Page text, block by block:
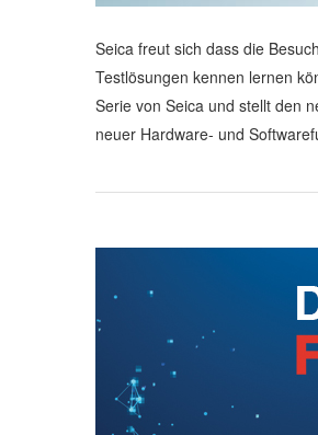
Seica freut sich dass die
Testlösungen kennen lernen
Serie von Seica und stellt den
neuer Hardware- und